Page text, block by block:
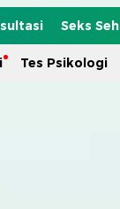
Seks
Tes Psikologi